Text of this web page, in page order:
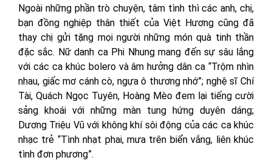
Ngoài những phần trò chuyện, tâm tình thì các anh, chị,
bạn đồng nghiệp thân thiết của Việt Hương cũng đã
thay chị gửi tặng mọi người những món quà tinh thần
đặc sắc. Nữ danh ca Phi Nhung mang đến sự sâu lắng
với các ca khúc bolero và âm hưởng dân ca “Trộm nhìn
nhau, giấc mơ cánh cò, ngựa ô thương nhớ”; nghệ sĩ Chí
Tài, Quách Ngọc Tuyên, Hoàng Mèo đem lại tiếng cười
sảng khoái với những màn tung hứng duyên dáng;
Dương Triệu Vũ với không khí sôi động của các ca khúc
nhạc trẻ “Tình nhạt phai, mưa trên biển vắng, liên khúc
tình đơn phương”.